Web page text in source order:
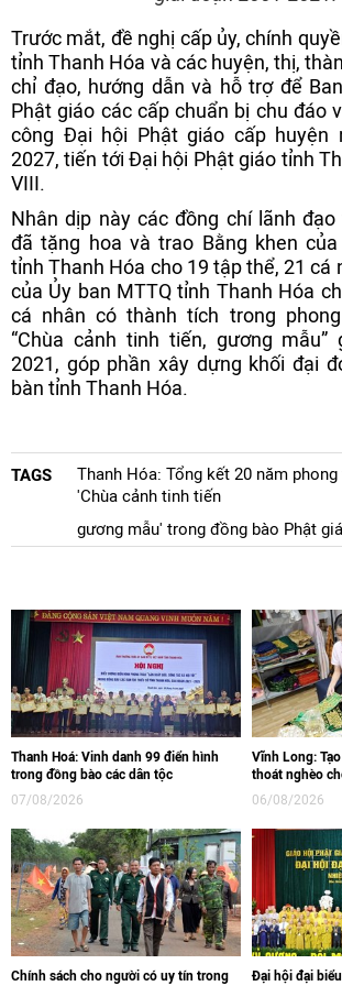
Trước mắt, đề nghị cấp ủy, chính
tỉnh Thanh Hóa và các huyện, thị,
chỉ đạo, hướng dẫn và hỗ trợ để
Phật giáo các cấp chuẩn bị chu đáo
công Đại hội Phật giáo cấp huyện
2027, tiến tới Đại hội Phật giáo tỉnh
VIII.
Nhân dịp này các đồng chí lãnh
đã tặng hoa và trao Bằng khen của
tỉnh Thanh Hóa cho 19 tập thể, 21 cá
của Ủy ban MTTQ tỉnh Thanh Hóa
cá nhân có thành tích trong
“Chùa cảnh tinh tiến, gương mẫu”
2021, góp phần xây dựng khối đại
bàn tỉnh Thanh Hóa.
TAGS
Thanh Hóa: Tổng kết 20 năm
'Chùa cảnh tinh tiến
gương mẫu' trong đồng bào Phật
Thanh Hoá: Vinh danh 99 điển hình
trong đồng bào các dân tộc
07/08/2026
Vĩnh Long:
thoát nghèo
06/08/2026
Chính sách cho người có uy tín trong
Đại hội đại